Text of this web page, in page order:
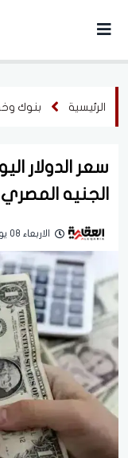
الرئيسية بنوك
الجنيه المصري
الاربعاء 08 يوليو 2026 | 07:36 مساءً